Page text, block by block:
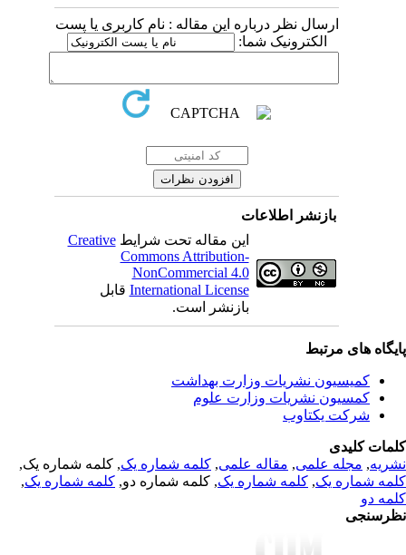
ارسال نظر درباره این مقاله : نام کاربری یا پست
الکترونیک شما:
بازنشر اطلاعات
این مقاله تحت شرایطCreative
Commons Attribution-
NonCommercial 4.0
International Licenseقابل
بازنشر است.
های مرتبط
کمیسیون نشریات وزارت بهداشت
کمسیون نشریات وزارت علوم
شرکت یکتاوب
کلیدی
,مجله علمی, مقاله علمی, کلمه شماره یک, کلمه شماره یک,
شماره یک,کلمه شماره یک, کلمه شماره دو,کلمه شماره یک,
دو